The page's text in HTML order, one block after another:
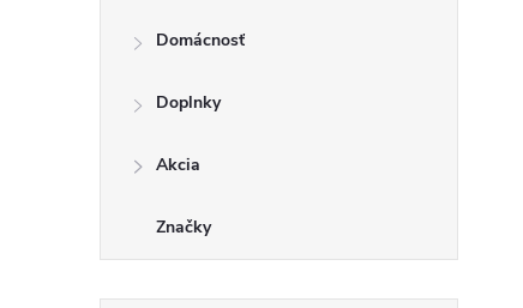
Domácnosť
Doplnky
Akcia
Značky